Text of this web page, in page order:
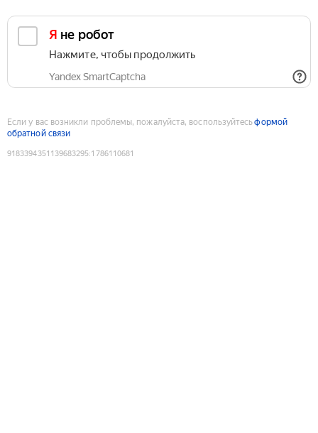
Я не робот
Нажмите, чтобы продолжить
Yandex SmartCaptcha
Если у вас возникли проблемы, пожалуйста, воспользуйтесьформой
обратной связи
9183394351139683295:1786110681